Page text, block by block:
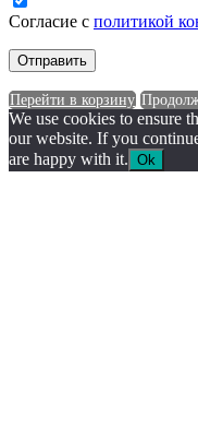
Согласие с политикой
Перейти в корзину
We use cookies to ensure
our website. If you
are happy with it. Ok